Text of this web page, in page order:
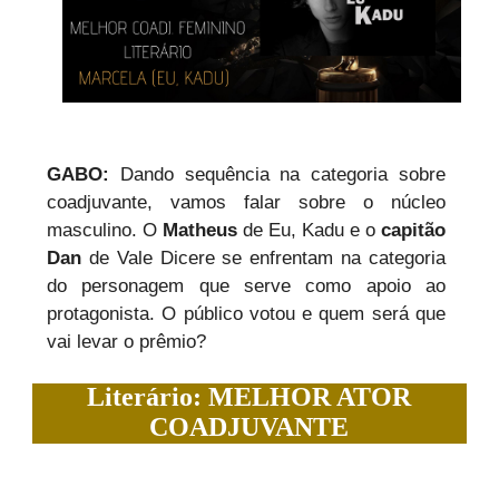
GABO: Dando sequência na categoria sobre
coadjuvante, vamos falar sobre o núcleo
masculino. O Matheus de Eu, Kadu e o capitão
Dan de Vale Dicere se enfrentam na categoria
do personagem que serve como apoio ao
protagonista. O público votou e quem será que
vai levar o prêmio?
Literário: MELHOR ATOR
COADJUVANTE